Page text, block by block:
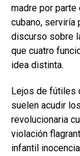
madre por
cubano, serviría
discurso sobre
que cuatro
idea distinta.
Lejos de fútiles
suelen acudir
revolucionaria
violación
infantil